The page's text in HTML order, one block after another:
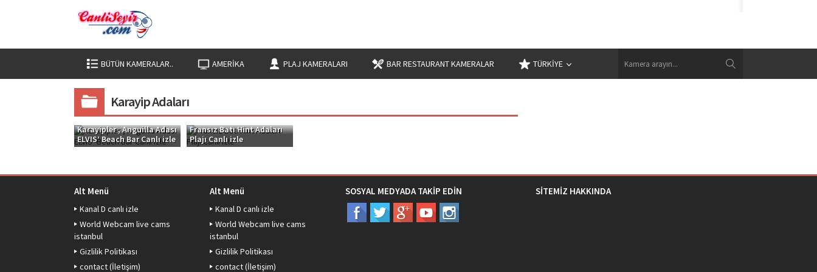
BÜTÜN KAMERALAR.. AMERIKA PLAJ KAMERALARI BAR RESTAURANT KAMERALAR TÜRKIYE
Karayip Adaları
Karayipler , Anguilla Adası
ELVIS’ Beach Bar Canlı izle
Fransız Batı Hint Adaları
Plajı Canlı izle
Alt Menü
Kanal D canlı izle
World Webcam live cams
istanbul
Gizlilik Politikası
contact (İletişim)
Alt Menü
Kanal D canlı izle
World Webcam live cams
istanbul
Gizlilik Politikası
contact (İletişim)
SOSYAL MEDYADA TAKİP EDİN SİTEMİZ HAKKINDA